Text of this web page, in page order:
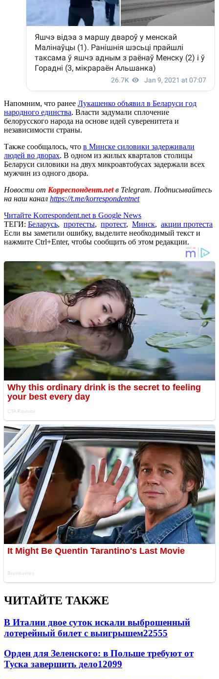
Напомним, что ранее Лукашенко объявил в Беларуси год
народного единства. Власти задумали сплочение
белорусского народа на основе идей суверенитета и
независимости страны.
Также сообщалось, что в Минске силовики задерживали
людей во дворах. В одном из жилых кварталов столицы
Беларуси силовики на двух микроавтобусах задержали всех
мужчин из одного двора.
Новости от Корреспондент.netв Telegram. Подписывайтесь
на наш канал https://t.me/korrespondentnet
Читайте Korrespondent.net в Google News
ТЕГИ: Беларусь, протесты, протест, Минск, акции протеста
Если вы заметили ошибку, выделите необходимый текст и
нажмите Ctrl+Enter, чтобы сообщить об этом редакции.
ЧИТАЙТЕ ТАКЖЕ
В Италии двое суток искали выброшенный
лотерейный билет с выигрышем22555
Орден для Зеленского: в Польше требуют от
Туска завершить дело12099